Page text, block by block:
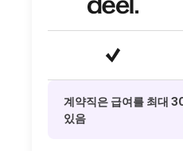
계약직은 급여를 최대
있음